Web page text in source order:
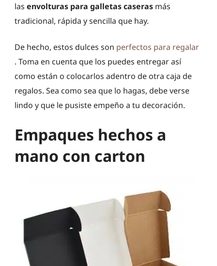
las envolturas para galletas caseras más
tradicional, rápida y sencilla que hay.
De hecho, estos dulces son perfectos para regalar
. Toma en cuenta que los puedes entregar así
como están o colocarlos adentro de otra caja de
regalos. Sea como sea que lo hagas, debe verse
lindo y que le pusiste empeño a tu decoración.
Empaques hechos a
mano con carton